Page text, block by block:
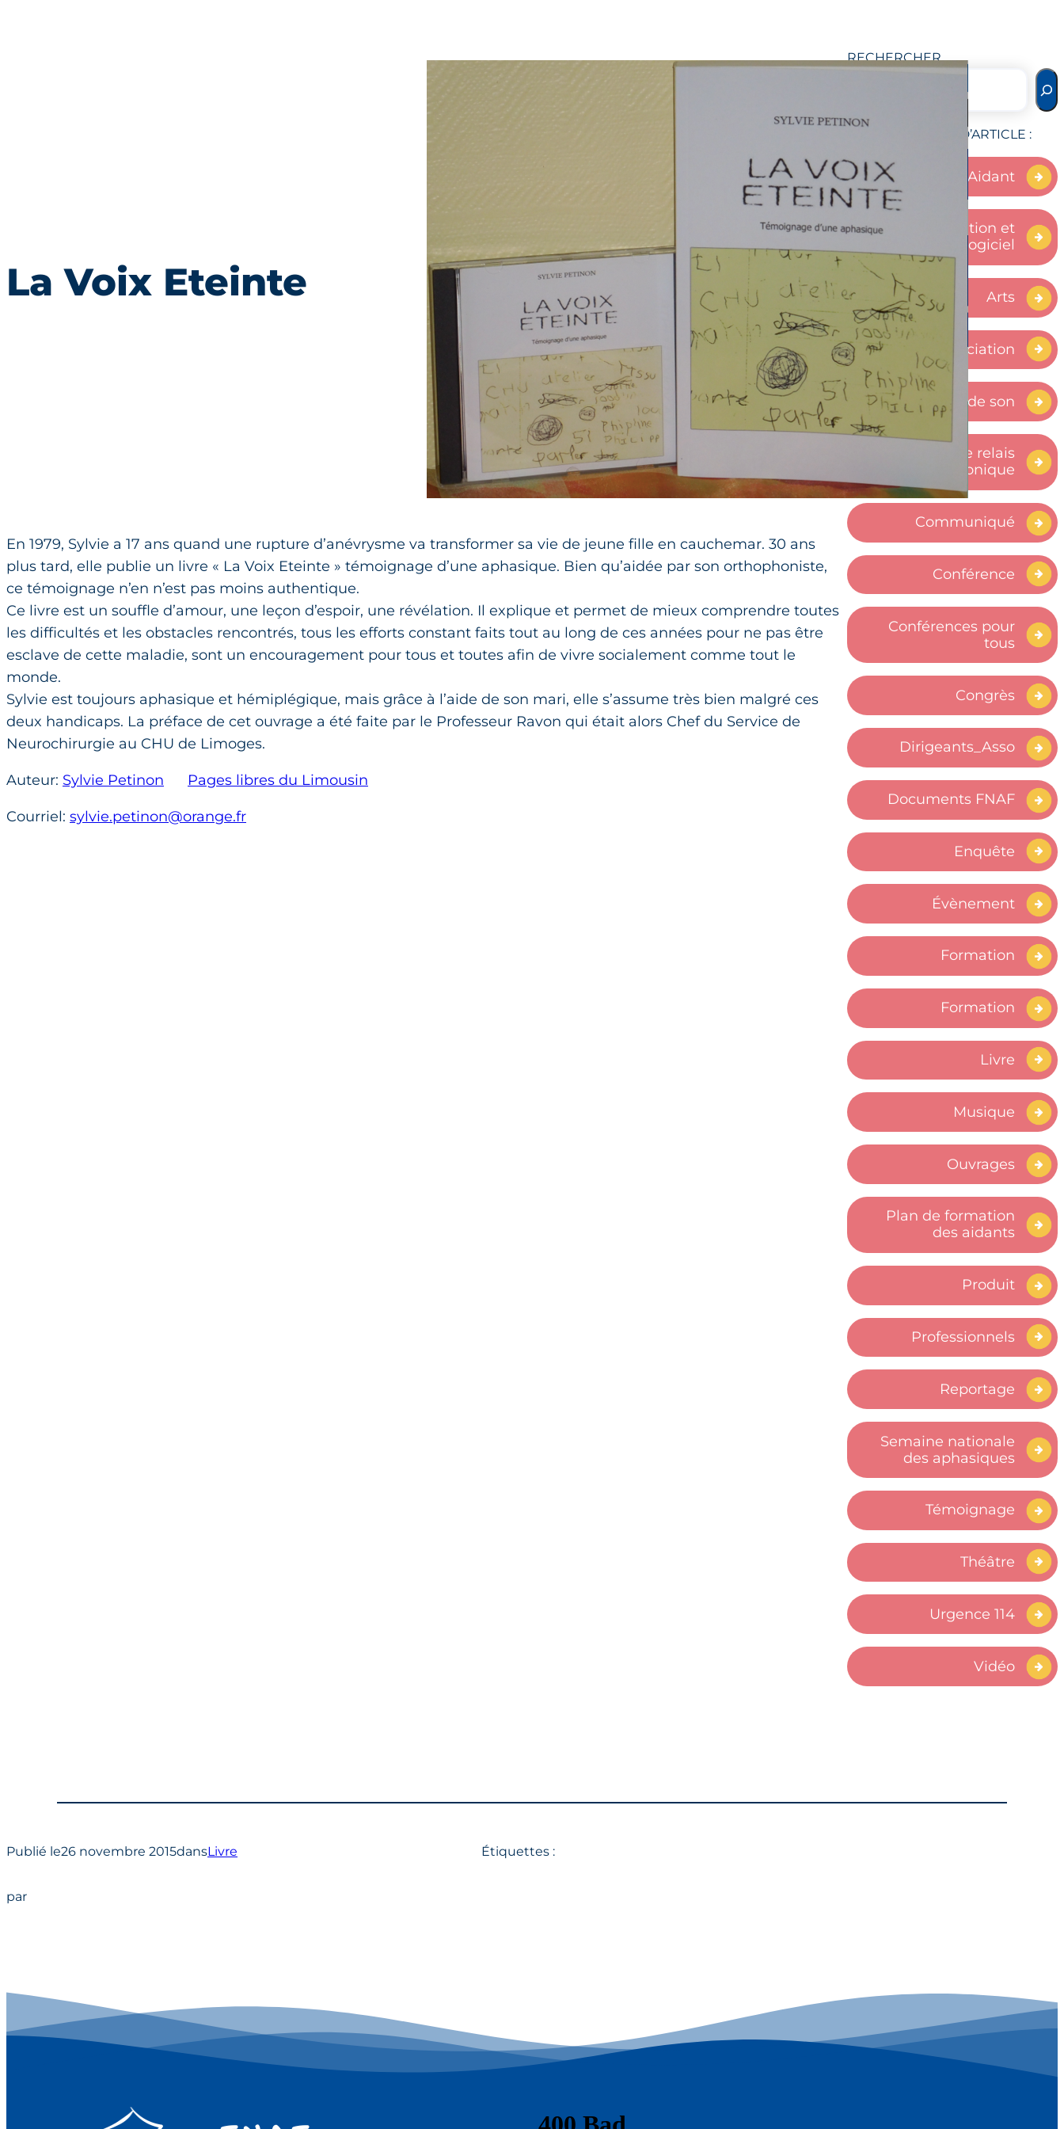
La Voix Eteinte
En 1979, Sylvie a 17 ans quand une rupture d’anévrysme va transformer sa vie de jeune fille en cauchemar. 30 ans
plus tard, elle publie un livre « La Voix Eteinte » témoignage d’une aphasique. Bien qu’aidée par son orthophoniste,
ce témoignage n’en n’est pas moins authentique.
Ce livre est un souffle d’amour, une leçon d’espoir, une révélation. Il explique et permet de mieux comprendre toutes
les difficultés et les obstacles rencontrés, tous les efforts constant faits tout au long de ces années pour ne pas être
esclave de cette maladie, sont un encouragement pour tous et toutes afin de vivre socialement comme tout le
monde.
Sylvie est toujours aphasique et hémiplégique, mais grâce à l’aide de son mari, elle s’assume très bien malgré ces
deux handicaps. La préface de cet ouvrage a été faite par le Professeur Ravon qui était alors Chef du Service de
Neurochirurgie au CHU de Limoges.
Auteur: Sylvie Petinon Pages libres du Limousin
Courriel: sylvie.petinon@orange.fr
RECHERCHER
CATÉGORIES D’ARTICLE :
Aidant
Application et
logiciel
Arts
Association
Bande son
Centre relais
téléphonique
Communiqué
Conférence
Conférences pour
tous
Congrès
Dirigeants_Asso
Documents FNAF
Enquête
Évènement
Formation
Formation
Livre
Musique
Ouvrages
Plan de formation
des aidants
Produit
Professionnels
Reportage
Semaine nationale
des aphasiques
Témoignage
Théâtre
Urgence 114
Vidéo
Publié le26 novembre 2015dansLivre
par
Étiquettes :